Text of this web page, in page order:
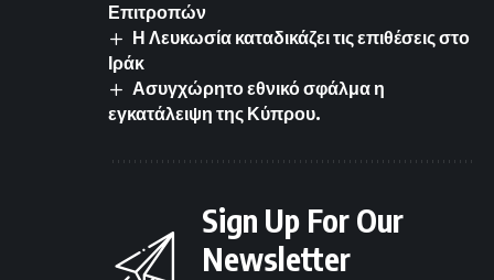
Επιτροπών
Η Λευκωσία καταδικάζει τις επιθέσεις στο
Ιράκ
Ασυγχώρητο εθνικό σφάλμα η
εγκατάλειψη της Κύπρου.
Sign Up For Our
Newsletter